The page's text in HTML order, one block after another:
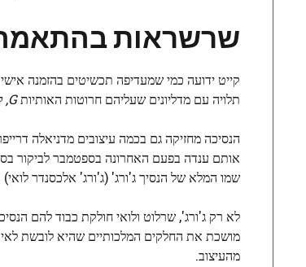
שרשראות
קייט ידועה כמי שמעדיפה תכשיטים בהזמנה
תלויה עם מדליונים שעליהם חרוטות האותיותG,
הנסיכה מחזיקה גם בכמה עיצובים מדניאלה
אותם ענדה בפעם האחרונה בספטמבר לביקור
שמו המלא של הנסיך ג'ורג' (ג'ורג' אלכסנדר
לא רק ג'ורג', שרלוט ולואי חולקת כבוד להם
מושכת את החלקים המלכותיים שהיא לובשת
מהעיצוב.